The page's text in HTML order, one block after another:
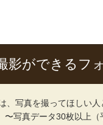
影ができるフ
、写真を撮ってほしい
写真データ30枚以上（